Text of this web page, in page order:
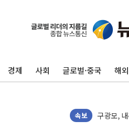
경제 사회 글로벌·중국 해
속보
유럽증시
뉴욕증시